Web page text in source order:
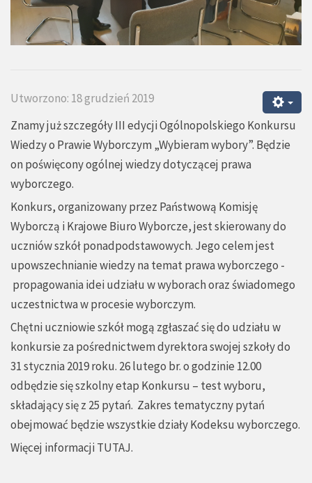
Utworzono: 18 grudzień 2019
Znamy już szczegóły III edycji Ogólnopolskiego Konkursu
Wiedzy o Prawie Wyborczym „Wybieram wybory”. Będzie
on poświęcony ogólnej wiedzy dotyczącej prawa
wyborczego.
Konkurs, organizowany przez Państwową Komisję
Wyborczą i Krajowe Biuro Wyborcze, jest skierowany do
uczniów szkół ponadpodstawowych. Jego celem jest
upowszechnianie wiedzy na temat prawa wyborczego -
propagowania idei udziału w wyborach oraz świadomego
uczestnictwa w procesie wyborczym.
Chętni uczniowie szkół mogą zgłaszać się do udziału w
konkursie za pośrednictwem dyrektora swojej szkoły do
31 stycznia 2019 roku. 26 lutego br. o godzinie 12.00
odbędzie się szkolny etap Konkursu – test wyboru,
składający się z 25 pytań. Zakres tematyczny pytań
obejmować będzie wszystkie działy Kodeksu wyborczego.
Więcej informacji TUTAJ.